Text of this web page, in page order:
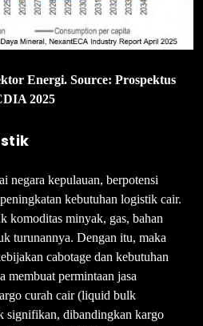
Energi. Source: Prospektus
2025
negara kepulauan, berpotensi
kebutuhan logistik cair.
komoditas minyak, gas, bahan
turunannya. Dengan itu, maka
cabotage dan kebutuhan
membuat permintaan jasa
curah cair (liquid bulk
signifikan, dibandingkan kargo